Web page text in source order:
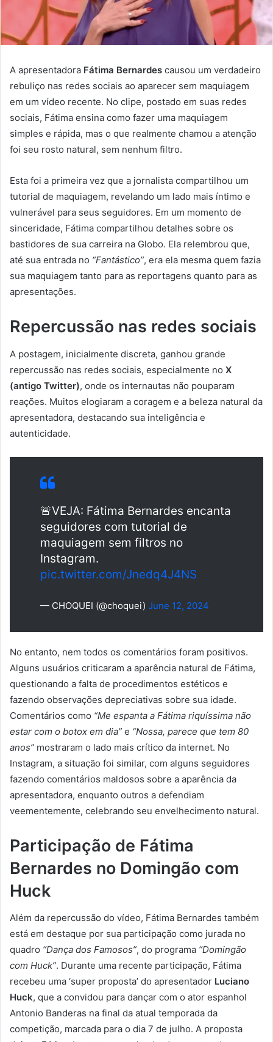
A apresentadora Fátima Bernardes causou um verdadeiro
rebuliço nas redes sociais ao aparecer sem maquiagem
em um vídeo recente. No clipe, postado em suas redes
sociais, Fátima ensina como fazer uma maquiagem
simples e rápida, mas o que realmente chamou a atenção
foi seu rosto natural, sem nenhum filtro.
Esta foi a primeira vez que a jornalista compartilhou um
tutorial de maquiagem, revelando um lado mais íntimo e
vulnerável para seus seguidores. Em um momento de
sinceridade, Fátima compartilhou detalhes sobre os
bastidores de sua carreira na Globo. Ela relembrou que,
até sua entrada no “Fantástico”, era ela mesma quem fazia
sua maquiagem tanto para as reportagens quanto para as
apresentações.
Repercussão nas redes sociais
A postagem, inicialmente discreta, ganhou grande
repercussão nas redes sociais, especialmente no X
(antigo Twitter), onde os internautas não pouparam
reações. Muitos elogiaram a coragem e a beleza natural da
apresentadora, destacando sua inteligência e
autenticidade.
🚨VEJA: Fátima Bernardes encanta
seguidores com tutorial de
maquiagem sem filtros no
Instagram.
pic.twitter.com/Jnedq4J4NS
— CHOQUEI (@choquei) June 12, 2024
No entanto, nem todos os comentários foram positivos.
Alguns usuários criticaram a aparência natural de Fátima,
questionando a falta de procedimentos estéticos e
fazendo observações depreciativas sobre sua idade.
Comentários como “Me espanta a Fátima riquíssima não
estar com o botox em dia” e “Nossa, parece que tem 80
anos” mostraram o lado mais crítico da internet. No
Instagram, a situação foi similar, com alguns seguidores
fazendo comentários maldosos sobre a aparência da
apresentadora, enquanto outros a defendiam
veementemente, celebrando seu envelhecimento natural.
Participação de Fátima
Bernardes no Domingão com
Huck
Além da repercussão do vídeo, Fátima Bernardes também
está em destaque por sua participação como jurada no
quadro “Dança dos Famosos”, do programa “Domingão
com Huck”. Durante uma recente participação, Fátima
recebeu uma ‘super proposta’ do apresentador Luciano
Huck, que a convidou para dançar com o ator espanhol
Antonio Banderas na final da atual temporada da
competição, marcada para o dia 7 de julho. A proposta